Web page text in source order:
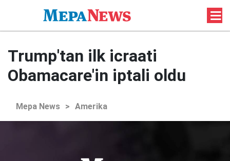
Trump'tan ilk icraati
Obamacare'in iptali oldu
Mepa News > Amerika